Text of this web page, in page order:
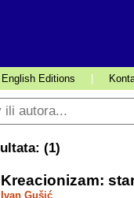
English Editions
(1)
Kreacionizam:
Ivan Gušić